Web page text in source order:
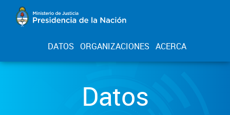
DATOS ORGANIZACIONES ACERCA
Datos